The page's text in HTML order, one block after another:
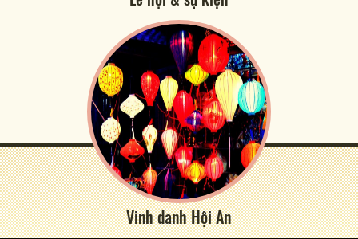
Vinh danh Hội An